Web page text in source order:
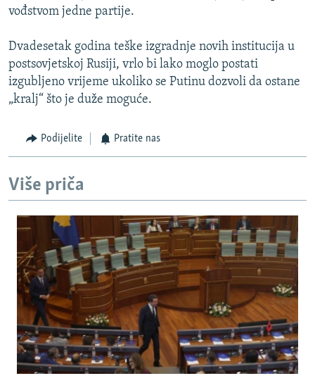
vođstvom jedne partije.
Dvadesetak godina teške izgradnje novih institucija u
postsovjetskoj Rusiji, vrlo bi lako moglo postati
izgubljeno vrijeme ukoliko se Putinu dozvoli da ostane
„kralj“ što je duže moguće.
Podijelite Pratite nas
Više priča